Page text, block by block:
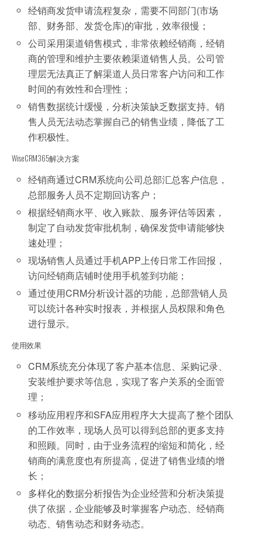
经销商发货申请流程复杂，需要不同部门(市场
部、财务部、发货仓库)的审批，效率很慢；
公司采用渠道销售模式，非常依赖经销商，经销
商的管理和维护主要依赖渠道销售人员。公司管
理层无法真正了解渠道人员日常客户访问和工作
时间的有效性和合理性；
销售数据统计缓慢，分析决策缺乏数据支持。销
售人员无法动态掌握自己的销售业绩，降低了工
作积极性。
WiseCRM365解决方案
经销商通过CRM系统向公司总部汇总客户信息，
总部服务人员不定期回访客户；
根据经销商水平、收入账款、服务评估等因素，
制定了自动发货审批机制，确保发货申请能够快
速处理；
现场销售人员通过手机APP上传日常工作回报，
访问经销商店铺时使用手机签到功能；
通过使用CRM分析设计器的功能，总部营销人员
可以统计各种实时报表，并根据人员权限和角色
进行显示。
使用效果
CRM系统充分体现了客户基本信息、采购记录、
安装维护要求等信息，实现了客户关系的全面管
理；
移动应用程序和SFA应用程序大大提高了整个团队
的工作效率，现场人员可以得到总部的更多支持
和照顾。同时，由于业务流程的缩短和简化，经
销商的满意度也有所提高，促进了销售业绩的增
长；
多样化的数据分析报告为企业经营和分析决策提
供了依据，企业能够及时掌握客户动态、经销商
动态、销售动态和财务动态。